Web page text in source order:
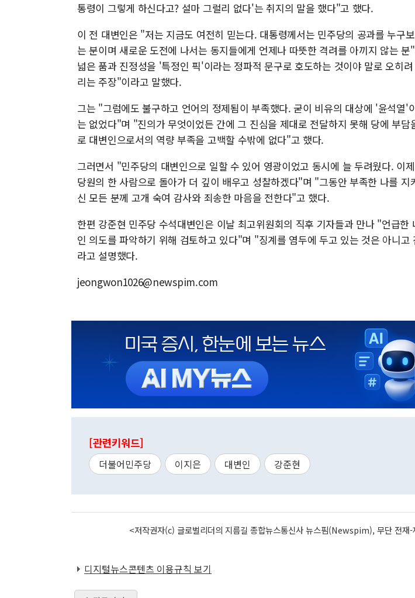
통령이 그렇게 하신다고? 설마 그럴리 없다'는 취지의 말을 했다"고 했다.
이 전 대변인은 "저는 지금도 여전히 믿는다. 대통령께서는 민주당의 공과를 누구
는 분이며 새로운 도전에 나서는 동지들에게 언제나 따뜻한 격려를 아끼지 않는
넓은 품과 진정성을 '특정인 픽'이라는 정파적 문구로 호도하는 것이야 말로 오히
리는 주장"이라고 말했다.
그는 "그럼에도 불구하고 언어의 정제됨이 부족했다. 굳이 비유의 대상에 '윤석열'
는 없었다"며 "진의가 무엇이었든 간에 그 진심을 제대로 전달하지 못해 당에 부담
로 대변인으로서의 역량 부족을 고백할 수밖에 없다"고 했다.
그러면서 "민주당의 대변인으로 일할 수 있어 영광이었고 동시에 늘 두려웠다. 이
당원의 한 사람으로 돌아가 더 깊이 배우고 성찰하겠다"며 "그동안 부족한 나를 지
신 모든 분께 고개 숙여 감사와 죄송한 마음을 전한다"고 했다.
한편 강준현 민주당 수석대변인은 이날 최고위원회의 직후 기자들과 만나 "언급한
인 의도를 파악하기 위해 검토하고 있다"며 "징계를 염두에 두고 있는 것은 아니고
라고 설명했다.
jeongwon1026@newspim.com
[관련키워드]
더불어민주당 이지은 대변인 강준현
<저작권자(c) 글로벌리더의 지름길 종합뉴스통신사 뉴스핌(Newspim), 무단 전재-
디지털뉴스콘텐츠 이용규칙 보기